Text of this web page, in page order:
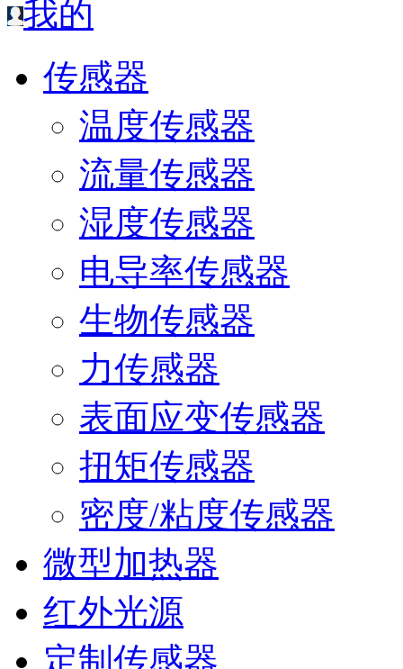
我的
传感器
温度传感器
流量传感器
湿度传感器
电导率传感器
生物传感器
力传感器
表面应变传感器
扭矩传感器
密度/粘度传感器
微型加热器
红外光源
定制传感器